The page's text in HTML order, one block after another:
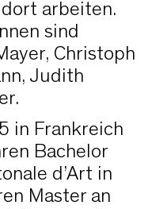
dort arbeiten.
sind
Christoph
Judith
in Frankreich
Bachelor
d’Art in
Master an